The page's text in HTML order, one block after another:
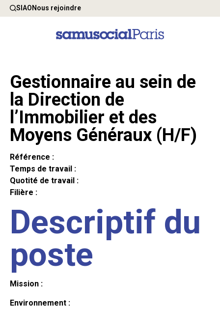
SIAONous rejoindre
Gestionnaire au sein de
la Direction de
l’Immobilier et des
Moyens Généraux (H/F)
Référence :
Temps de travail :
Quotité de travail :
Filière :
Descriptif du
poste
Mission :
Environnement :